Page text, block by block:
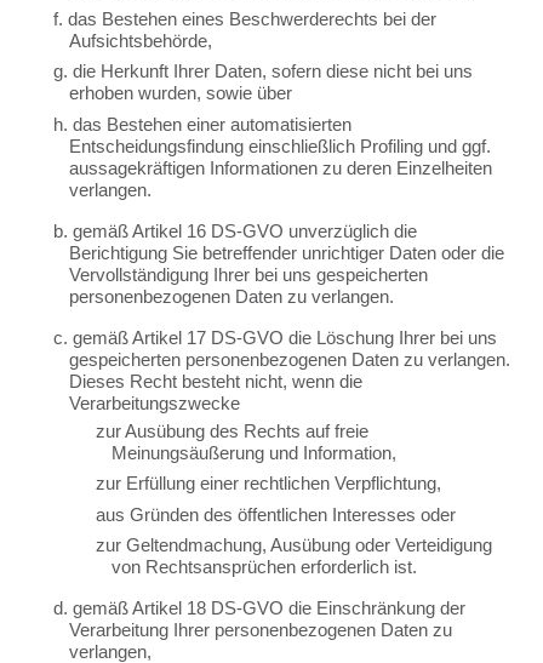
f. das Bestehen eines Beschwerderechts bei der
Aufsichtsbehörde,
g. die Herkunft Ihrer Daten, sofern diese nicht bei uns
erhoben wurden, sowie über
h. das Bestehen einer automatisierten
Entscheidungsfindung einschließlich Profiling und ggf.
aussagekräftigen Informationen zu deren Einzelheiten
verlangen.
b. gemäß Artikel 16 DS-GVO unverzüglich die
Berichtigung Sie betreffender unrichtiger Daten oder die
Vervollständigung Ihrer bei uns gespeicherten
personenbezogenen Daten zu verlangen.
c. gemäß Artikel 17 DS-GVO die Löschung Ihrer bei uns
gespeicherten personenbezogenen Daten zu verlangen.
Dieses Recht besteht nicht, wenn die
Verarbeitungszwecke
zur Ausübung des Rechts auf freie
Meinungsäußerung und Information,
zur Erfüllung einer rechtlichen Verpflichtung,
aus Gründen des öffentlichen Interesses oder
zur Geltendmachung, Ausübung oder Verteidigung
von Rechtsansprüchen erforderlich ist.
d. gemäß Artikel 18 DS-GVO die Einschränkung der
Verarbeitung Ihrer personenbezogenen Daten zu
verlangen,